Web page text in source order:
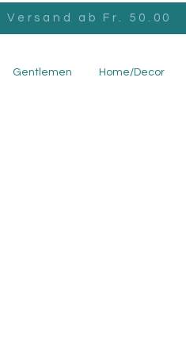
Versand ab Fr. 50.00
Gentlemen Home/Decor